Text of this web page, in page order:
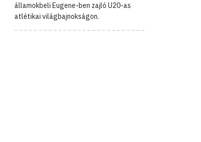
államokbeli Eugene-ben zajló U20-as
atlétikai világbajnokságon.